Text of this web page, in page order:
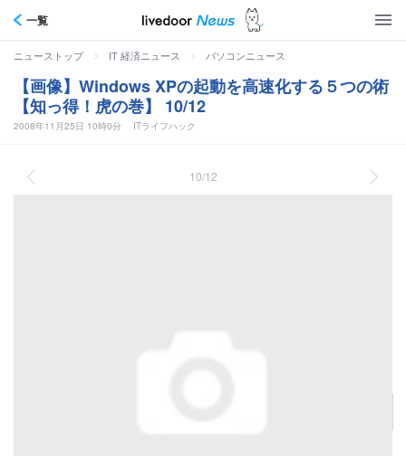
一覧
ニューストップ > IT 経済ニュース > パソコンニュース
【画像】Windows XPの起動を高速化する５つの術
【知っ得！虎の巻】 10/12
2008年11月25日 10時0分 ITライフハック
10/12